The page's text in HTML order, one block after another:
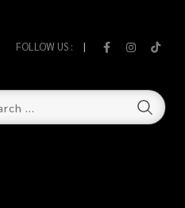
FOLLOW US :